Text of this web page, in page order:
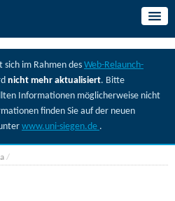
sich im Rahmen des Web-Relaunch-
nicht mehr aktualisiert. Bitte
Informationen möglicherweise nicht
finden Sie auf der neuen
www.uni-siegen.de .
/